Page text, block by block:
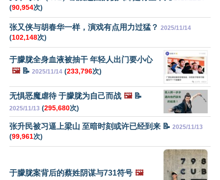
(90,954次)
张又侠与胡春华一样，演戏有点用力过猛？ 2025/11/14
(102,148次)
于朦胧全身血液被抽干 年轻人出门要小心
🖼️📝 2025/11/14 (233,796次)
无惧恶魔虐待 于朦胧为自己而战 🖼️📝
2025/11/13 (295,680次)
张升民被习逼上梁山 至暗时刻或许已经到来 📝 2025/11/13
(99,961次)
于朦胧案背后的蔡姓阴谋与731符号 🖼️